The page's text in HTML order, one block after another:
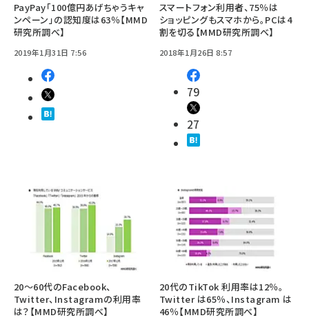
PayPay「100億円あげちゃうキャ
ンペーン」の認知度は63％【MMD
研究所調べ】
2019年1月31日 7:56
スマートフォン利用者、75％は
ショッピングもスマホから。PCは4
割を切る【MMD研究所調べ】
2018年1月26日 8:57
79
27
20～60代のFacebook、
Twitter、Instagramの利用率
は？【MMD研究所調べ】
20代のTikTok 利用率は12％。
Twitter は65％、Instagram は
46％【MMD研究所調べ】